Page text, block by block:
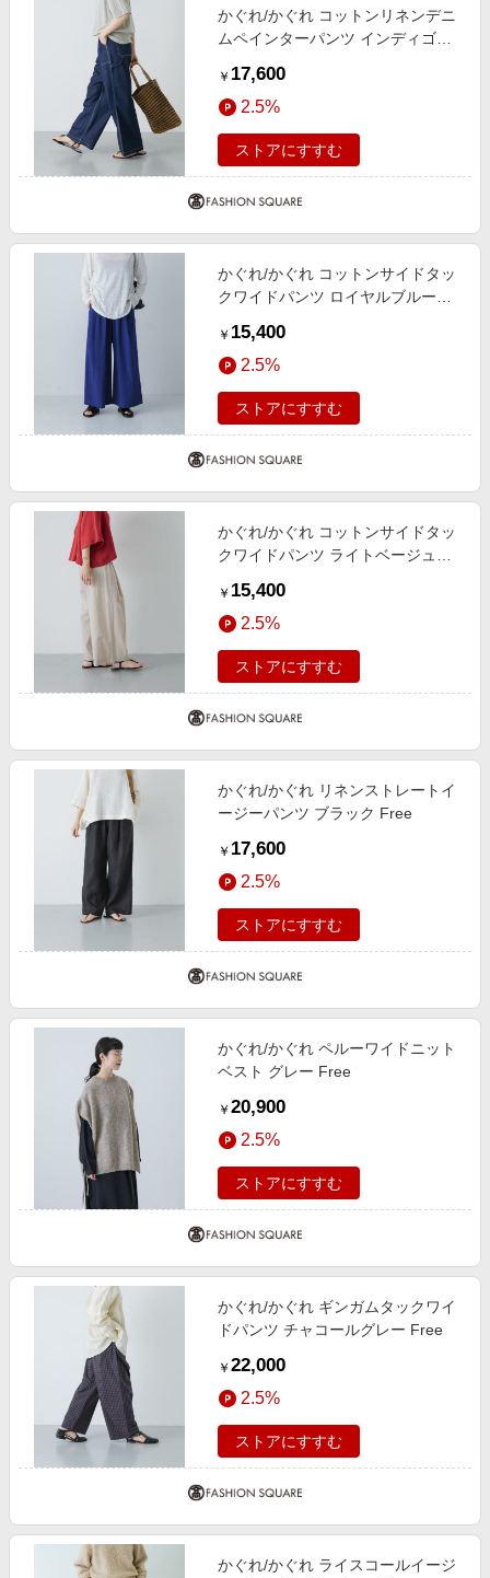
かぐれ/かぐれ コットンリネンデニ
ムペインターパンツ インディゴブ
￥ 17,600
2.5%
ストアにすすむ
かぐれ/かぐれ コットンサイドタッ
クワイドパンツ ロイヤルブルー
￥ 15,400
2.5%
ストアにすすむ
かぐれ/かぐれ コットンサイドタッ
クワイドパンツ ライトベージュ
￥ 15,400
2.5%
ストアにすすむ
かぐれ/かぐれ リネンストレートイ
ージーパンツ ブラック Free
￥ 17,600
2.5%
ストアにすすむ
かぐれ/かぐれ ペルーワイドニット
ベスト グレー Free
￥ 20,900
2.5%
ストアにすすむ
かぐれ/かぐれ ギンガムタックワイ
ドパンツ チャコールグレー Free
￥ 22,000
2.5%
ストアにすすむ
かぐれ/かぐれ ライスコールイージ